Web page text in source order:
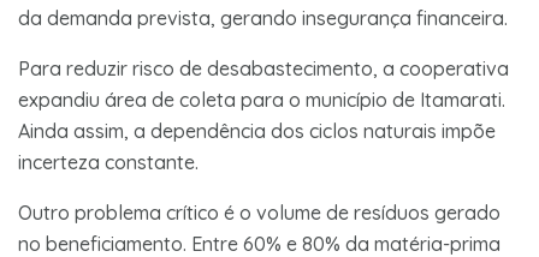
da demanda prevista, gerando insegurança financeira.
Para reduzir risco de desabastecimento, a cooperativa
expandiu área de coleta para o município de Itamarati.
Ainda assim, a dependência dos ciclos naturais impõe
incerteza constante.
Outro problema crítico é o volume de resíduos gerado
no beneficiamento. Entre 60% e 80% da matéria-prima